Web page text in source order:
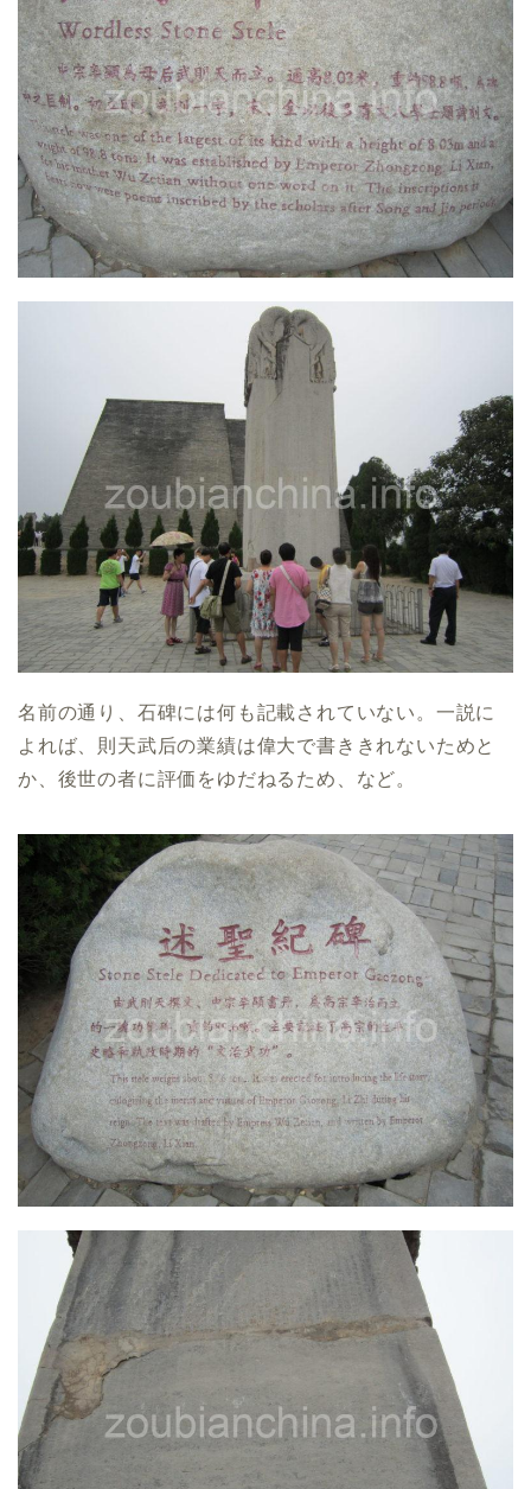
名前の通り、石碑には何も記載されていない。一説に
よれば、則天武后の業績は偉大で書ききれないためと
か、後世の者に評価をゆだねるため、など。